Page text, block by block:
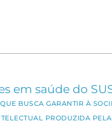
em saúde do
BUSCA GARANTIR À
PRODUZIDA